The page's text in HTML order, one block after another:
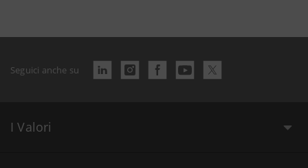
Seguici anche su
I Valori